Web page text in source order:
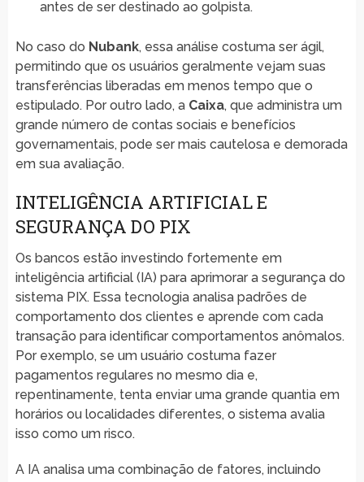
antes de ser destinado ao golpista.
No caso do Nubank, essa análise costuma ser ágil,
permitindo que os usuários geralmente vejam suas
transferências liberadas em menos tempo que o
estipulado. Por outro lado, a Caixa, que administra um
grande número de contas sociais e benefícios
governamentais, pode ser mais cautelosa e demorada
em sua avaliação.
INTELIGÊNCIA ARTIFICIAL E
SEGURANÇA DO PIX
Os bancos estão investindo fortemente em
inteligência artificial (IA) para aprimorar a segurança do
sistema PIX. Essa tecnologia analisa padrões de
comportamento dos clientes e aprende com cada
transação para identificar comportamentos anômalos.
Por exemplo, se um usuário costuma fazer
pagamentos regulares no mesmo dia e,
repentinamente, tenta enviar uma grande quantia em
horários ou localidades diferentes, o sistema avalia
isso como um risco.
A IA analisa uma combinação de fatores, incluindo